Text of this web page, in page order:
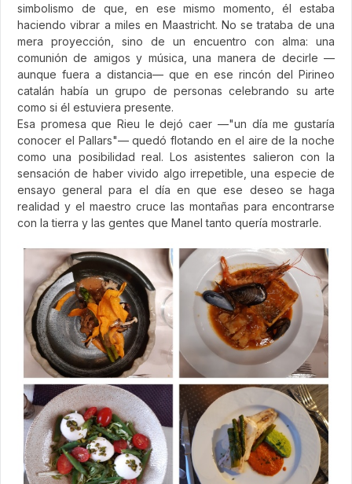
simbolismo de que, en ese mismo momento, él estaba
haciendo vibrar a miles en Maastricht. No se trataba de una
mera proyección, sino de un encuentro con alma: una
comunión de amigos y música, una manera de decirle —
aunque fuera a distancia— que en ese rincón del Pirineo
catalán había un grupo de personas celebrando su arte
como si él estuviera presente.
Esa promesa que Rieu le dejó caer —"un día me gustaría
conocer el Pallars"— quedó flotando en el aire de la noche
como una posibilidad real. Los asistentes salieron con la
sensación de haber vivido algo irrepetible, una especie de
ensayo general para el día en que ese deseo se haga
realidad y el maestro cruce las montañas para encontrarse
con la tierra y las gentes que Manel tanto quería mostrarle.